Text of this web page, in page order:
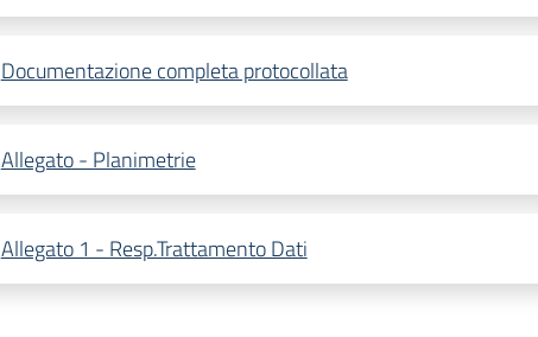
Documentazione completa protocollata
Allegato - Planimetrie
Allegato 1 - Resp.Trattamento Dati